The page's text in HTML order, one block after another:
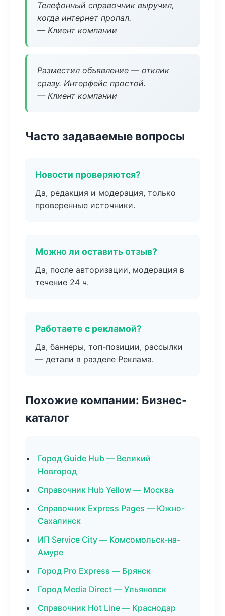
Телефонный справочник выручил,
когда интернет пропал.
— Клиент компании
Разместил объявление — отклик
сразу. Интерфейс простой.
— Клиент компании
Часто задаваемые вопросы
Новости проверяются?
Да, редакция и модерация, только
проверенные источники.
Можно ли оставить отзыв?
Да, после авторизации, модерация в
течение 24 ч.
Работаете с рекламой?
Да, баннеры, топ-позиции, рассылки
— детали в разделе Реклама.
Похожие компании: Бизнес-
каталог
Город Guide Hub — Великий
Новгород
Справочник Hub Yellow — Москва
Справочник Express Pages — Южно-
Сахалинск
ИП Service City — Комсомольск-на-
Амуре
Город Pro Express — Брянск
Город Media Direct — Ульяновск
Справочник Hot Line — Краснодар